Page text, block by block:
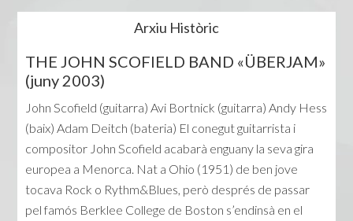
Arxiu Històric
THE JOHN SCOFIELD BAND «ÜBERJAM»
(juny 2003)
John Scofield (guitarra) Avi Bortnick (guitarra) Andy Hess
(baix) Adam Deitch (bateria) El conegut guitarrista i
compositor John Scofield acabarà enguany la seva gira
europea a Menorca. Nat a Ohio (1951) de ben jove
tocava Rock o Rythm&Blues, però després de passar
pel famós Berklee College de Boston s’endinsà en el